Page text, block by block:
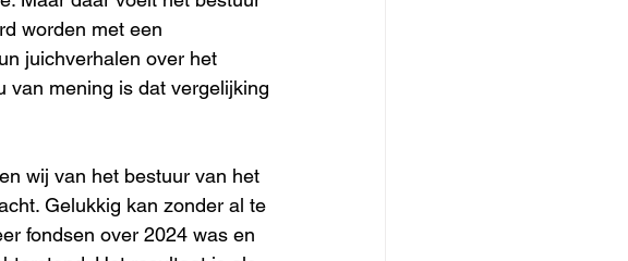
worden met een
juichverhalen over het
van mening is dat vergelijking
wij van het bestuur van het
Gelukkig kan zonder al te
fondsen over 2024 was en